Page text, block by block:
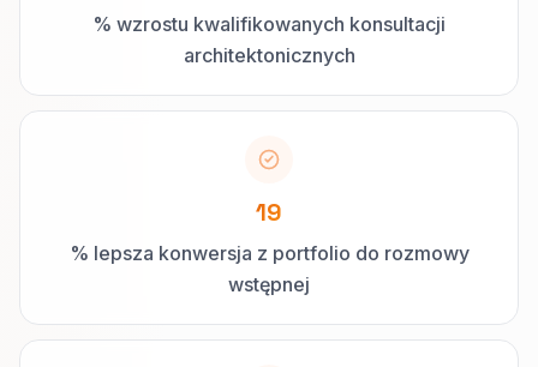
% wzrostu kwalifikowanych konsultacji
architektonicznych
19
% lepsza konwersja z portfolio do rozmowy
wstępnej